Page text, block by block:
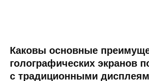
Каковы основные
голографических экранов
с традиционными